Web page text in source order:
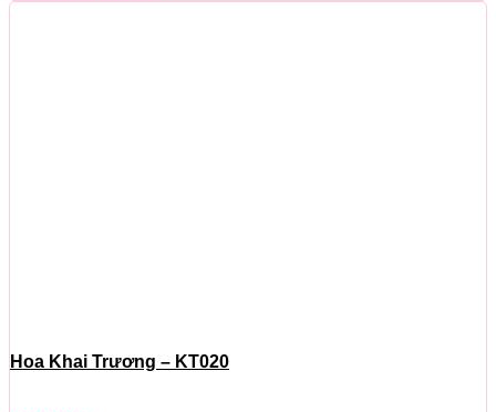
Hoa Khai Trương – KT020